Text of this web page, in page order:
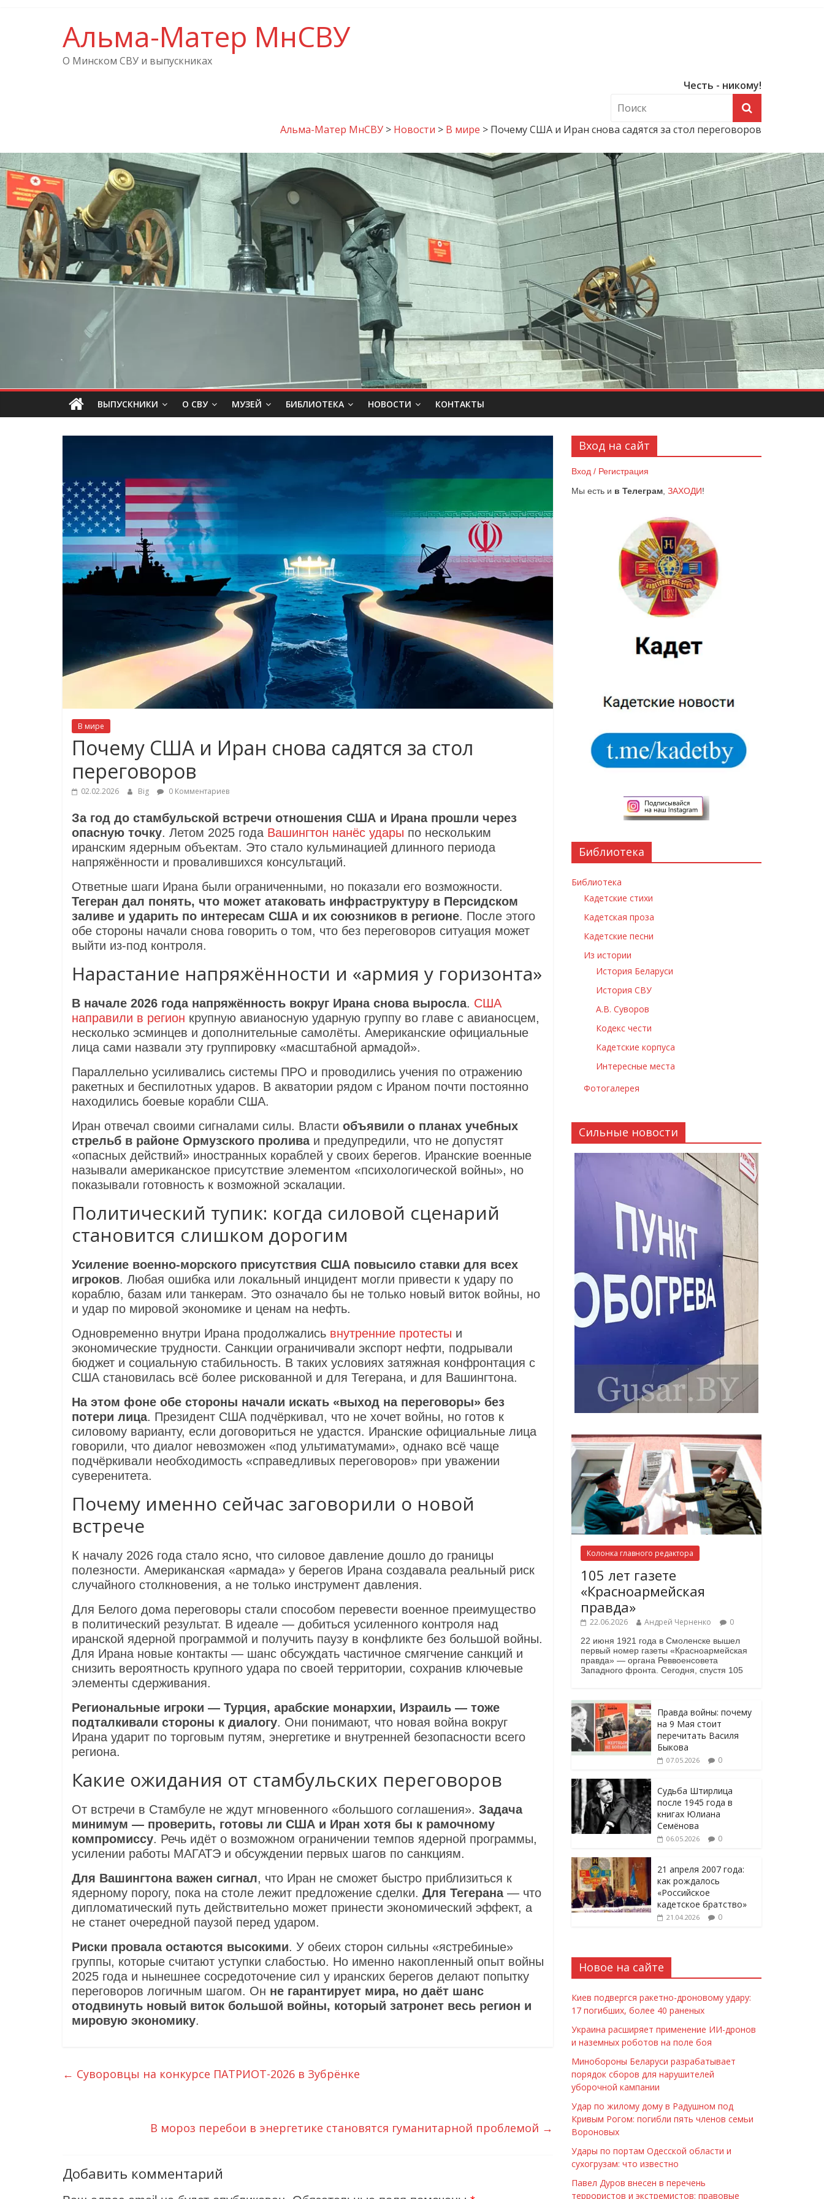
Альма-Матер МнСВУ
О Минском СВУ и выпускниках
Честь - никому!
Альма-Матер МнСВУ > Новости > В мире > Почему США и Иран снова садятся за стол переговоров
ВЫПУСКНИКИ О СВУ МУЗЕЙ БИБЛИОТЕКА НОВОСТИ КОНТАКТЫ
В мире
Почему США и Иран снова садятся за стол
переговоров
02.02.2026 Big 0 Комментариев
За год до стамбульской встречи отношения США и Ирана прошли через
опасную точку. Летом 2025 года Вашингтон нанёс удары по нескольким
иранским ядерным объектам. Это стало кульминацией длинного периода
напряжённости и провалившихся консультаций.
Ответные шаги Ирана были ограниченными, но показали его возможности.
Тегеран дал понять, что может атаковать инфраструктуру в Персидском
заливе и ударить по интересам США и их союзников в регионе. После этого
обе стороны начали снова говорить о том, что без переговоров ситуация может
выйти из‑под контроля.
Нарастание напряжённости и «армия у горизонта»
В начале 2026 года напряжённость вокруг Ирана снова выросла. США
направили в регион крупную авианосную ударную группу во главе с авианосцем,
несколько эсминцев и дополнительные самолёты. Американские официальные
лица сами назвали эту группировку «масштабной армадой».
Параллельно усиливались системы ПРО и проводились учения по отражению
ракетных и беспилотных ударов. В акватории рядом с Ираном почти постоянно
находились боевые корабли США.
Иран отвечал своими сигналами силы. Власти объявили о планах учебных
стрельб в районе Ормузского проливаи предупредили, что не допустят
«опасных действий» иностранных кораблей у своих берегов. Иранские военные
называли американское присутствие элементом «психологической войны», но
показывали готовность к возможной эскалации.
Политический тупик: когда силовой сценарий
становится слишком дорогим
Усиление военно‑морского присутствия США повысило ставки для всех
игроков. Любая ошибка или локальный инцидент могли привести к удару по
кораблю, базам или танкерам. Это означало бы не только новый виток войны, но
и удар по мировой экономике и ценам на нефть.
Одновременно внутри Ирана продолжались внутренние протесты и
экономические трудности. Санкции ограничивали экспорт нефти, подрывали
бюджет и социальную стабильность. В таких условиях затяжная конфронтация с
США становилась всё более рискованной и для Тегерана, и для Вашингтона.
На этом фоне обе стороны начали искать «выход на переговоры» без
потери лица. Президент США подчёркивал, что не хочет войны, но готов к
силовому варианту, если договориться не удастся. Иранские официальные лица
говорили, что диалог невозможен «под ультиматумами», однако всё чаще
подчёркивали необходимость «справедливых переговоров» при уважении
суверенитета.
Почему именно сейчас заговорили о новой
встрече
К началу 2026 года стало ясно, что силовое давление дошло до границы
полезности. Американская «армадa» у берегов Ирана создавала реальный риск
случайного столкновения, а не только инструмент давления.
Для Белого дома переговоры стали способом перевести военное преимущество
в политический результат. В идеале — добиться усиленного контроля над
иранской ядерной программой и получить паузу в конфликте без большой войны.
Для Ирана новые контакты — шанс обсуждать частичное смягчение санкций и
снизить вероятность крупного удара по своей территории, сохранив ключевые
элементы сдерживания.
Региональные игроки — Турция, арабские монархии, Израиль — тоже
подталкивали стороны к диалогу. Они понимают, что новая война вокруг
Ирана ударит по торговым путям, энергетике и внутренней безопасности всего
региона.
Какие ожидания от стамбульских переговоров
От встречи в Стамбуле не ждут мгновенного «большого соглашения». Задача
минимум — проверить, готовы ли США и Иран хотя бы к рамочному
компромиссу. Речь идёт о возможном ограничении темпов ядерной программы,
усилении работы МАГАТЭ и обсуждении первых шагов по санкциям.
Для Вашингтона важен сигнал, что Иран не сможет быстро приблизиться к
ядерному порогу, пока на столе лежит предложение сделки. Для Тегерана— что
дипломатический путь действительно может принести экономический эффект, а
не станет очередной паузой перед ударом.
Риски провала остаются высокими. У обеих сторон сильны «ястребиные»
группы, которые считают уступки слабостью. Но именно накопленный опыт войны
2025 года и нынешнее сосредоточение сил у иранских берегов делают попытку
переговоров логичным шагом. Он не гарантирует мира, но даёт шанс
отодвинуть новый виток большой войны, который затронет весь регион и
мировую экономику.
← Суворовцы на конкурсе ПАТРИОТ-2026 в Зубрёнке
В мороз перебои в энергетике становятся гуманитарной проблемой →
Добавить комментарий
Вход на сайт
Вход / Регистрация
Мы есть и в Телеграм ЗАХОДИ!
Библиотека
Библиотека
Кадетские стихи
Кадетская проза
Кадетские песни
Из истории
История Беларуси
История СВУ
А.В. Суворов
Кодекс чести
Кадетские корпуса
Интересные места
Фотогалерея
Сильные новости
Колонка главного редактора
105 лет газете
«Красноармейская
правда»
22.06.2026 Андрей Черненко 0
22 июня 1921 года в Смоленске вышел
первый номер газеты «Красноармейская
правда» — органа Реввоенсовета
Западного фронта. Сегодня, спустя 105
Правда войны: почему
на 9 Мая стоит
перечитать Василя
Быкова
07.05.2026 0
Судьба Штирлица
после 1945 года в
книгах Юлиана
Семёнова
06.05.2026 0
21 апреля 2007 года:
как рождалось
«Российское
кадетское братство»
21.04.2026 0
Новое на сайте
Киев подвергся ракетно-дроновому удару:
17 погибших, более 40 раненых
Украина расширяет применение ИИ-дронов
и наземных роботов на поле боя
Минобороны Беларуси разрабатывает
порядок сборов для нарушителей
уборочной кампании
Удар по жилому дому в Радушном под
Кривым Рогом: погибли пять членов семьи
Вороновых
Удары по портам Одесской области и
сухогрузам: что известно
Павел Дуров внесен в перечень
террористов и экстремистов: правовые